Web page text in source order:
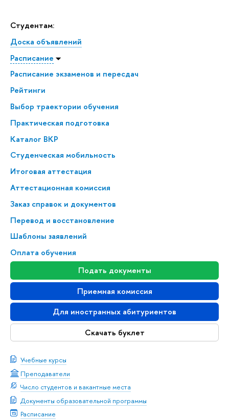
Студентам:
Доска объявлений
Расписание
Расписание экзаменов и пересдач
Рейтинги
Выбор траектории обучения
Практическая подготовка
Каталог ВКР
Студенческая мобильность
Итоговая аттестация
Аттестационная комиссия
Заказ справок и документов
Перевод и восстановление
Шаблоны заявлений
Оплата обучения
Подать документы
Приемная комиссия
Для иностранных абитуриентов
Скачать буклет
Учебные курсы
Преподаватели
Число студентов и вакантные места
Документы образовательной программы
Расписание